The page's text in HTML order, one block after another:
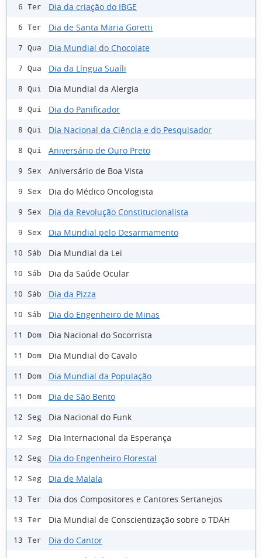
6 Ter Dia da criação do IBGE
6 Ter Dia de Santa Maria Goretti
7 Qua Dia Mundial do Chocolate
7 Qua Dia da Língua Suaíli
8 Qui Dia Mundial da Alergia
8 Qui Dia do Panificador
8 Qui Dia Nacional da Ciência e do Pesquisador
8 Qui Aniversário de Ouro Preto
9 Sex Aniversário de Boa Vista
9 Sex Dia do Médico Oncologista
9 Sex Dia da Revolução Constitucionalista
9 Sex Dia Mundial pelo Desarmamento
10 Sáb Dia Mundial da Lei
10 Sáb Dia da Saúde Ocular
10 Sáb Dia da Pizza
10 Sáb Dia do Engenheiro de Minas
11 Dom Dia Nacional do Socorrista
11 Dom Dia Mundial do Cavalo
11 Dom Dia Mundial da População
11 Dom Dia de São Bento
12 Seg Dia Nacional do Funk
12 Seg Dia Internacional da Esperança
12 Seg Dia do Engenheiro Florestal
12 Seg Dia de Malala
13 Ter Dia dos Compositores e Cantores Sertanejos
13 Ter Dia Mundial de Conscientização sobre o TDAH
13 Ter Dia do Cantor